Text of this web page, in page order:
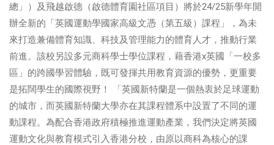
總」）及飛越啟德（啟德體育園社區項目）將於24/25新學年開
辦全新的「英國運動學國家高級文憑（第五級）課程」，為未
來打造兼備體育知識、科技及管理能力的體育人才，推動行業
前進。該校另設多元商科學士學位課程，藉香港x英國「一校多
區」的跨國學習體驗，既可發揮共用教育資源的優勢，更重要
是拓闊學生的國際視野！ 「英國新特蘭是一個熱衷於足球運動
的城市，而英國新特蘭大學亦在其課程體系中設置了不同的運
動課程。為配合香港政府積極推進運動產業，我們決定將英國
運動文化與教育模式引入香港分校，由原以商科為核心的課